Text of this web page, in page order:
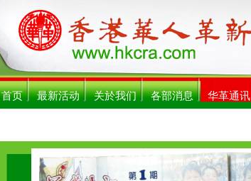
首页 最新活动 关於我们 各部消息 华革通讯